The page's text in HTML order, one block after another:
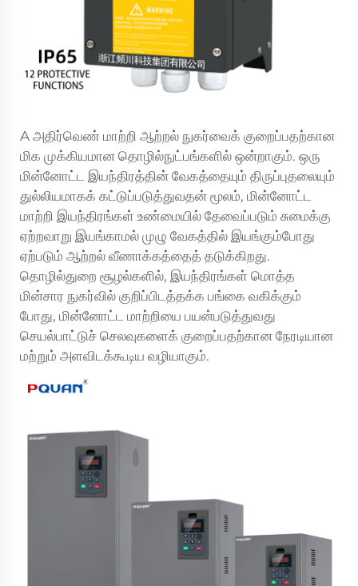
A அதிர்வெண் மாற்றி ஆற்றல் நுகர்வைக் குறைப்பதற்கான
மிக முக்கியமான தொழில்நுட்பங்களில் ஒன்றாகும். ஒரு
மின்னோட்ட இயந்திரத்தின் வேகத்தையும் திருப்புதலையும்
துல்லியமாகக் கட்டுப்படுத்துவதன் மூலம், மின்னோட்ட
மாற்றி இயந்திரங்கள் உண்மையில் தேவைப்படும் சுமைக்கு
ஏற்றவாறு இயங்காமல் முழு வேகத்தில் இயங்கும்போது
ஏற்படும் ஆற்றல் வீணாக்கத்தைத் தடுக்கிறது.
தொழில்துறை சூழல்களில், இயந்திரங்கள் மொத்த
மின்சார நுகர்வில் குறிப்பிடத்தக்க பங்கை வகிக்கும்
போது, மின்னோட்ட மாற்றியை பயன்படுத்துவது
செயல்பாட்டுச் செலவுகளைக் குறைப்பதற்கான நேரடியான
மற்றும் அளவிடக்கூடிய வழியாகும்.